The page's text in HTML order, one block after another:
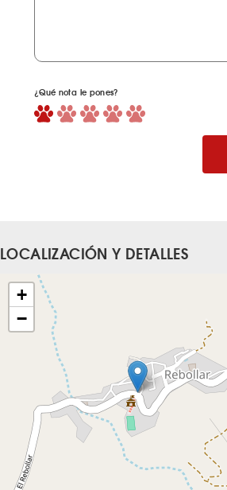
¿Qué nota le pones?
LOCALIZACIÓN Y DETALLES
+
−